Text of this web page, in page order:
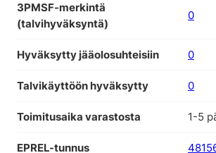
3PMSF-merkintä
(talvihyväksyntä)
0
Hyväksytty jääolosuhteisiin 0
Talvikäyttöön hyväksytty 0
Toimitusaika varastosta 1-5
EPREL-tunnus